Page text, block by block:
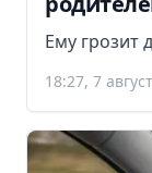
Ему грозит
18:27, 7